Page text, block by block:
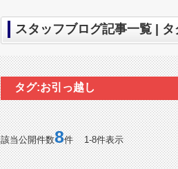
スタッフブログ記事一覧 |
タグ:お引っ越し
該当公開件数8件 1-8件表示